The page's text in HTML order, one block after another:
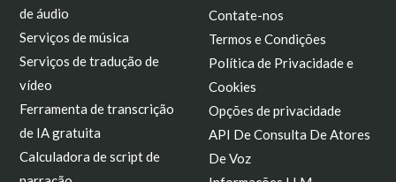
de áudio
Serviços de música
Serviços de tradução de
vídeo
Ferramenta de transcrição
de IA gratuita
Calculadora de script de
Contate-nos
Termos e Condições
Política de Privacidade e
Cookies
Opções de privacidade
API De Consulta De Atores
De Voz